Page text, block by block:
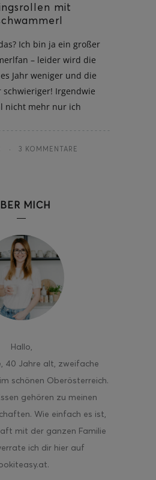
mit
Ich bin ja ein großer
– leider wird die
Jahr weniger und die
schwieriger! Irgendwie
nicht mehr nur ich
3 KOMMENTARE
MICH
Hallo,
40 Jahre alt, zweifache
schönen Oberösterreich.
gehören zu meinen
Wie einfach es ist,
mit der ganzen Familie
ich dir hier auf